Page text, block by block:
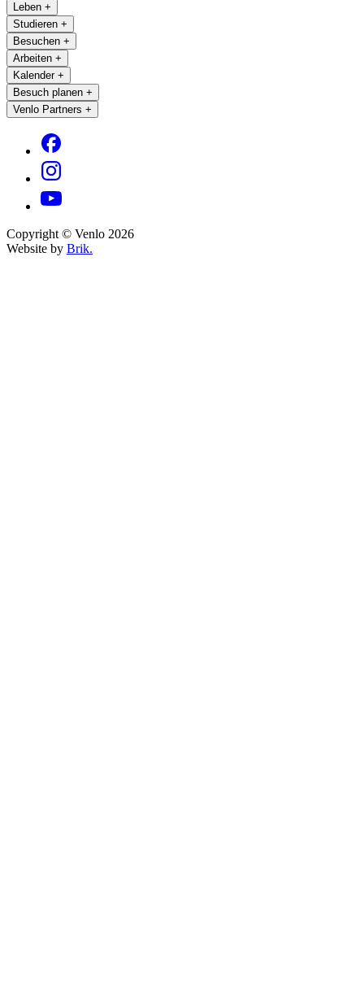
Leben +
Studieren +
Besuchen +
Arbeiten +
Kalender +
Besuch planen +
Venlo Partners +
Copyright © Venlo 2026
Website by Brik.